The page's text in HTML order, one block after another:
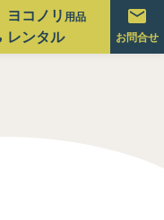
ヨコノリ 用品
レンタル お問合せ